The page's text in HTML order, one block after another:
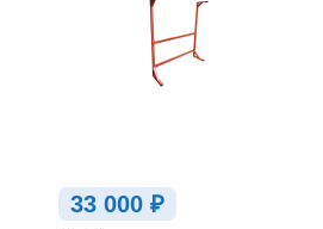
33 000 ₽